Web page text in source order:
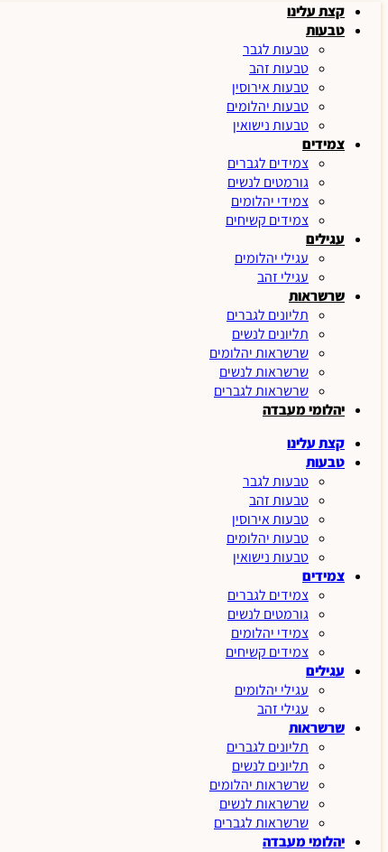
קצת עלינו
טבעות
טבעות לגבר
טבעות זהב
טבעות אירוסין
טבעות יהלומים
טבעות נישואין
צמידים
צמידים לגברים
גורמטים לנשים
צמידי יהלומים
צמידים קשיחים
עגילים
עגילי יהלומים
עגילי זהב
שרשראות
תליונים לגברים
תליונים לנשים
שרשראות יהלומים
שרשראות לנשים
שרשראות לגברים
יהלומי מעבדה
קצת עלינו
טבעות
טבעות לגבר
טבעות זהב
טבעות אירוסין
טבעות יהלומים
טבעות נישואין
צמידים
צמידים לגברים
גורמטים לנשים
צמידי יהלומים
צמידים קשיחים
עגילים
עגילי יהלומים
עגילי זהב
שרשראות
תליונים לגברים
תליונים לנשים
שרשראות יהלומים
שרשראות לנשים
שרשראות לגברים
יהלומי מעבדה